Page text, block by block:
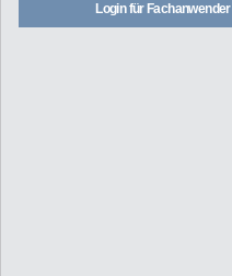
Login für Fachanwender